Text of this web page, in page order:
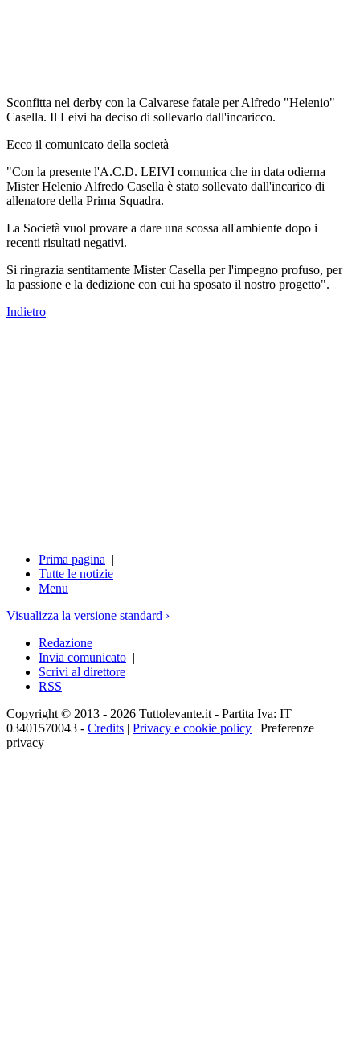
Sconfitta nel derby con la Calvarese fatale per Alfredo "Helenio"
Casella. Il Leivi ha deciso di sollevarlo dall'incaricco.
Ecco il comunicato della società
"Con la presente l'A.C.D. LEIVI comunica che in data odierna
Mister Helenio Alfredo Casella è stato sollevato dall'incarico di
allenatore della Prima Squadra.
La Società vuol provare a dare una scossa all'ambiente dopo i
recenti risultati negativi.
Si ringrazia sentitamente Mister Casella per l'impegno profuso, per
la passione e la dedizione con cui ha sposato il nostro progetto".
Indietro
Prima pagina |
Tutte le notizie |
Menu
Visualizza la versione standard ›
Redazione |
Invia comunicato |
Scrivi al direttore |
RSS
Copyright © 2013 - 2026 Tuttolevante.it - Partita Iva: IT
03401570043 - Credits | Privacy e cookie policy | Preferenze
privacy